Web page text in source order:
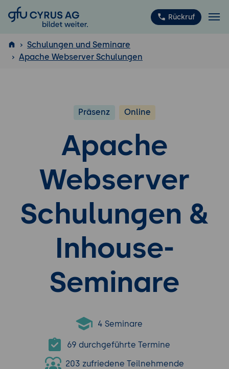
GFU Cyrus AG Rückruf
ISTQB
Schulungen und Seminare
Apache Webserver Schulungen
Präsenz Online
Apache
Webserver
Schulungen &
Inhouse-
Seminare
4 Seminare
69 durchgeführte Termine
203 zufriedene Teilnehmende